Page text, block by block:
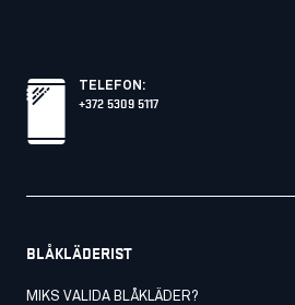
TELEFON :
+372 5309 5117
BLÅKLÄDERIST
MIKS VALIDA BLÅKLÄDER?